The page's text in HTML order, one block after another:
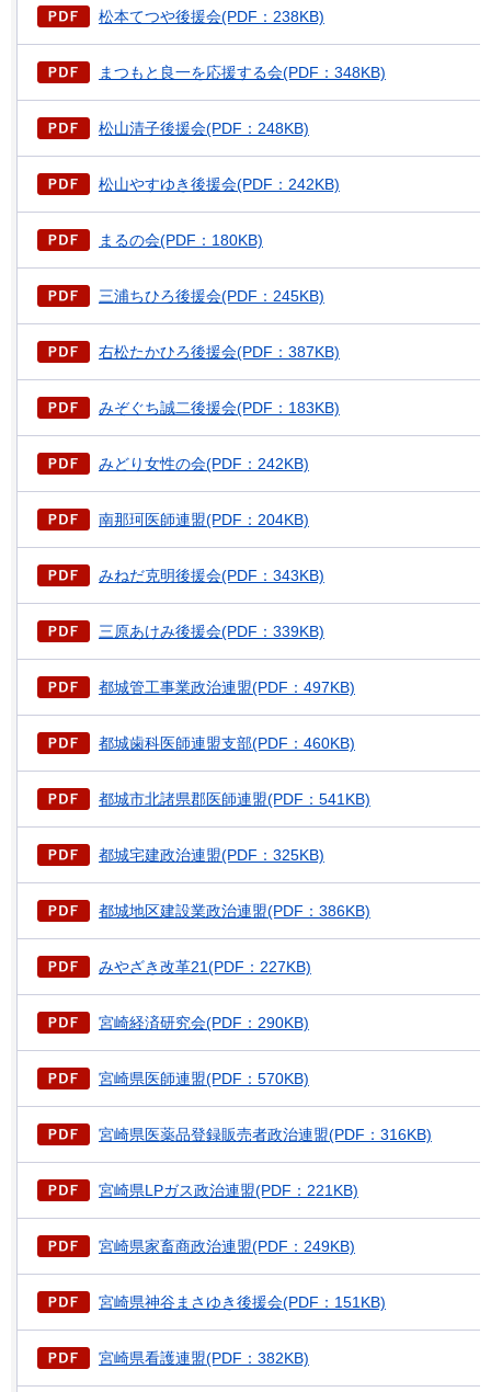
松本てつや後援会(PDF：238KB)
まつもと良一を応援する会(PDF：348KB)
松山清子後援会(PDF：248KB)
松山やすゆき後援会(PDF：242KB)
まるの会(PDF：180KB)
三浦ちひろ後援会(PDF：245KB)
右松たかひろ後援会(PDF：387KB)
みぞぐち誠二後援会(PDF：183KB)
みどり女性の会(PDF：242KB)
南那珂医師連盟(PDF：204KB)
みねだ克明後援会(PDF：343KB)
三原あけみ後援会(PDF：339KB)
都城管工事業政治連盟(PDF：497KB)
都城歯科医師連盟支部(PDF：460KB)
都城市北諸県郡医師連盟(PDF：541KB)
都城宅建政治連盟(PDF：325KB)
都城地区建設業政治連盟(PDF：386KB)
みやざき改革21(PDF：227KB)
宮崎経済研究会(PDF：290KB)
宮崎県医師連盟(PDF：570KB)
宮崎県医薬品登録販売者政治連盟(PDF：316KB)
宮崎県LPガス政治連盟(PDF：221KB)
宮崎県家畜商政治連盟(PDF：249KB)
宮崎県神谷まさゆき後援会(PDF：151KB)
宮崎県看護連盟(PDF：382KB)